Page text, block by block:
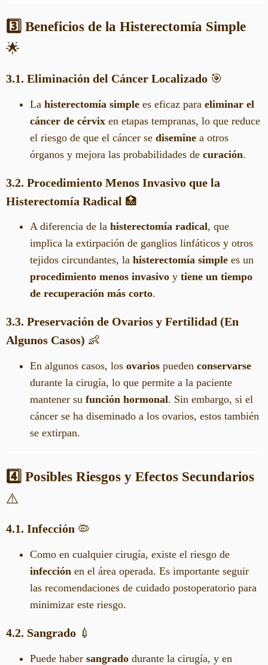
3️⃣ Beneficios de la Histerectomía Simple
🌟
3.1. Eliminación del Cáncer Localizado 🎯
La histerectomía simple es eficaz para eliminar el
cáncer de cérvix en etapas tempranas, lo que reduce
el riesgo de que el cáncer se disemine a otros
órganos y mejora las probabilidades de curación.
3.2. Procedimiento Menos Invasivo que la
Histerectomía Radical 🏥
A diferencia de la histerectomía radical, que
implica la extirpación de ganglios linfáticos y otros
tejidos circundantes, la histerectomía simple es un
procedimiento menos invasivo y tiene un tiempo
de recuperación más corto.
3.3. Preservación de Ovarios y Fertilidad (En
Algunos Casos) 👶
En algunos casos, los ovarios pueden conservarse
durante la cirugía, lo que permite a la paciente
mantener su función hormonal. Sin embargo, si el
cáncer se ha diseminado a los ovarios, estos también
se extirpan.
4️⃣ Posibles Riesgos y Efectos Secundarios
⚠️
4.1. Infección 🦠
Como en cualquier cirugía, existe el riesgo de
infección en el área operada. Es importante seguir
las recomendaciones de cuidado postoperatorio para
minimizar este riesgo.
4.2. Sangrado 💉
Puede haber sangrado durante la cirugía, y en